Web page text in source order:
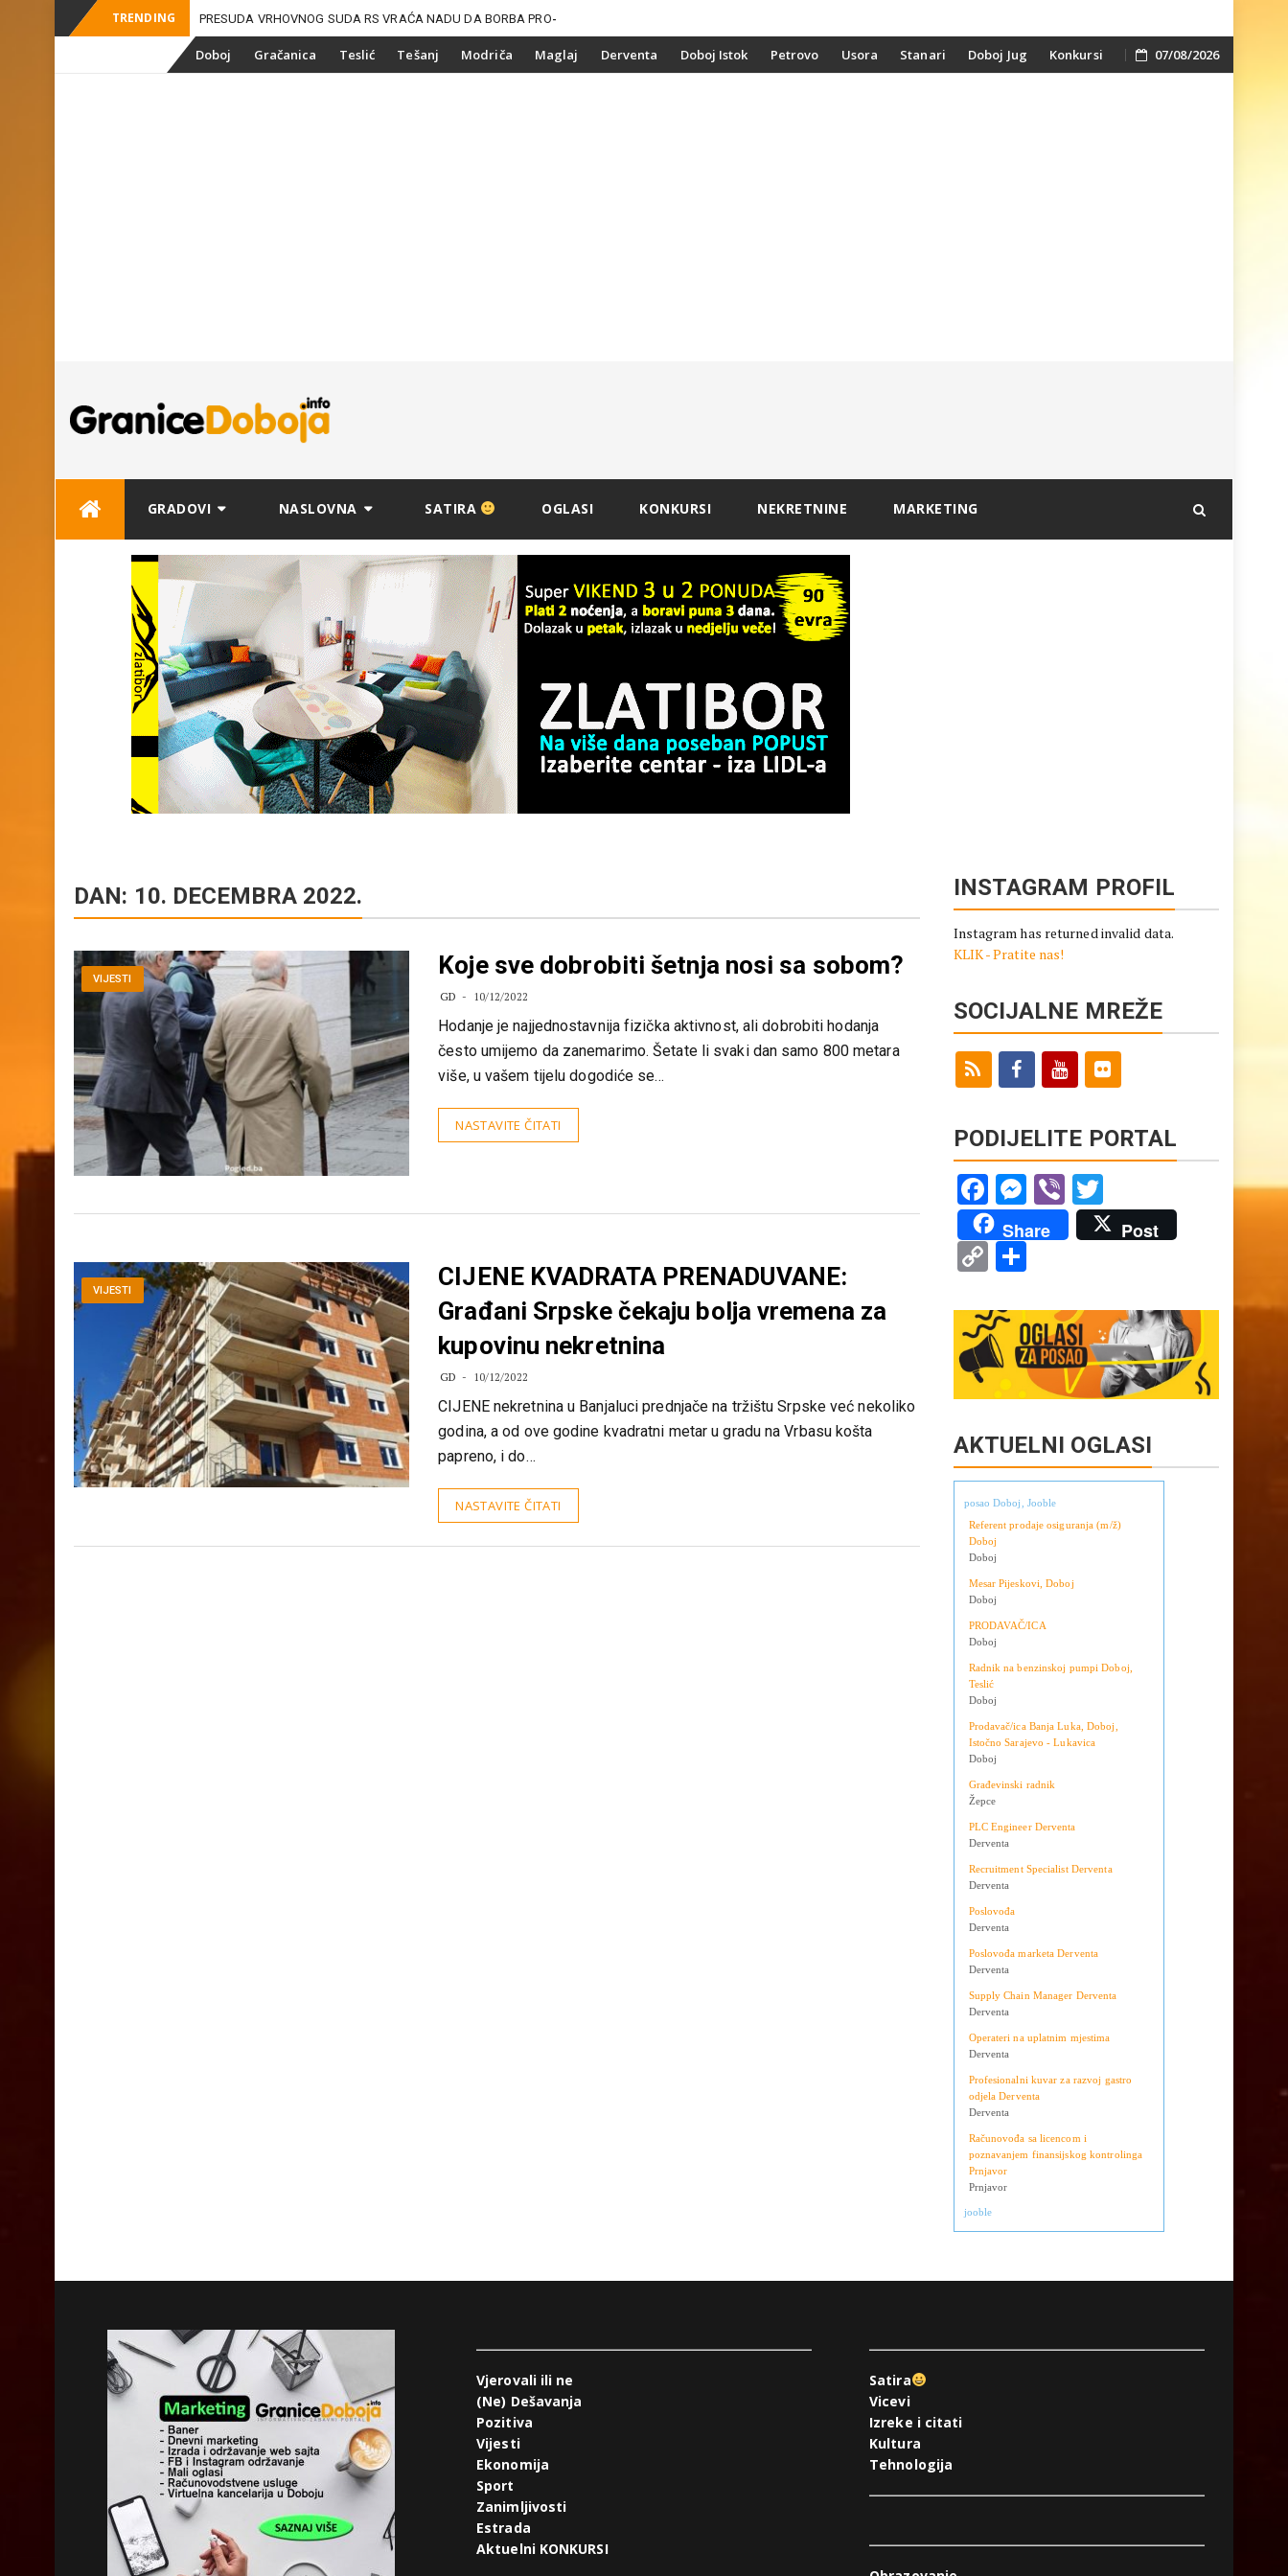
TRENDING PRESUDA VRHOVNOG SUDA RS VRAĆA NADU DA BORBA PROTIV
ZEMLJIŠNE-
GRADOVI NASLOVNA SATIRA OGLASI KONKURSI NEKRETNINE MARKETING
VIJESTI Koje sve dobrobiti šetnja nosi sa sobom?
GD 10/12/2022
Hodanje je najjednostavnija fizička aktivnost, ali dobrobiti hodanja
često umijemo da zanemarimo. Šetate li svaki dan samo 800 metara
više, u vašem tijelu dogodiće se…
CIJENE KVADRATA PRENADUVANE:
Građani Srpske čekaju bolja vremena za
kupovinu nekretnina
GD 10/12/2022
CIJENE nekretnina u Banjaluci prednjače na tržištu Srpske već nekoliko
godina, a od ove godine kvadratni metar u gradu na Vrbasu košta
papreno, i do…
NASTAVITE ČITATI
INSTAGRAM PROFIL
SOCIJALNE MREŽE
PODIJELITE PORTAL
Facebook
Messenger
ViberTwitter
Share
Link
AKTUELNI OGLASI
posao Doboj, Jooble
Referent prodaje osiguranja (m/ž)
Doboj
Doboj
Mesar Pijeskovi, Doboj
Doboj
PRODAVAČ/ICA
Doboj
Radnik na benzinskoj pumpi Doboj,
Teslić
Doboj
Prodavač/ica Banja Luka, Doboj,
Istočno Sarajevo - Lukavica
Doboj
Građevinski radnik
Žepce
PLC Engineer Derventa
Derventa
Recruitment Specialist Derventa
Derventa
Poslovođa
Derventa
Poslovođa marketa Derventa
Derventa
Supply Chain Manager Derventa
Derventa
Operateri na uplatnim mjestima
Derventa
Profesionalni kuvar za razvoj gastro
odjela Derventa
Računovođa sa licencom i
poznavanjem finansijskog kontrolinga
Prnjavor
Vjerovali ili ne
(Ne) Dešavanja
Pozitiva
Vijesti
Ekonomija
Sport
Zanimljivosti
Satira
Vicevi
Izreke i citati
Tehnologija